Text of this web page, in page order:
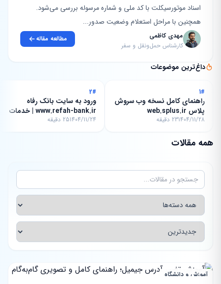
اسناد موتورسیکلت با کد ملی و شماره مرسوله بررسی می‌شود.
همچنین با مراحل استعلام وضعیت صدور...
مهدی کاظمی
کارشناس حمل‌ونقل و سفر
مطالعه مقاله
داغ‌ترین موضوعات
1#
راهنمای کامل نسخه وب سروش
پلاس web.splus.ir
1404/11/2823 دقیقه
2#
ورود به سایت بانک رفاه
www.refah-bank.ir | خدمات
غیرحضوری
1404/11/2425 دقیقه
همه مقالات
آموزش و دانشگاه